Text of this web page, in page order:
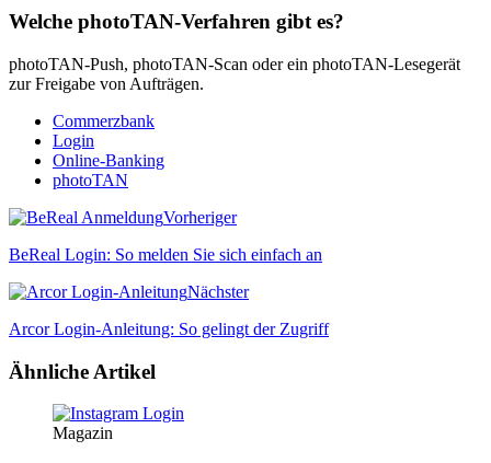
Welche photoTAN-Verfahren gibt es?
photoTAN-Push, photoTAN-Scan oder ein photoTAN-Lesegerät
zur Freigabe von Aufträgen.
Commerzbank
Login
Online-Banking
photoTAN
Vorheriger
BeReal Login: So melden Sie sich einfach an
Nächster
Arcor Login-Anleitung: So gelingt der Zugriff
Ähnliche Artikel
Magazin